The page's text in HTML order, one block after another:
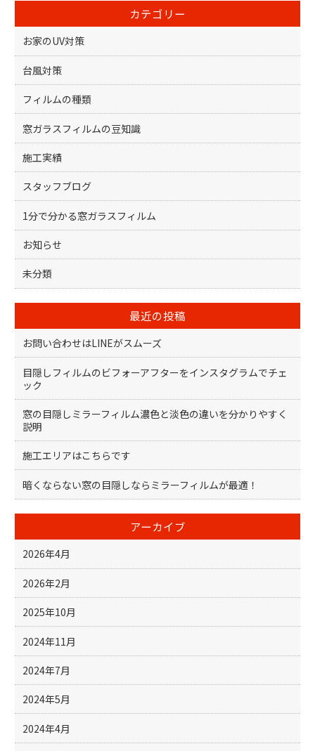
カテゴリー
お家のUV対策
台風対策
フィルムの種類
窓ガラスフィルムの豆知識
施工実績
スタッフブログ
1分で分かる窓ガラスフィルム
お知らせ
未分類
最近の投稿
お問い合わせはLINEがスムーズ
目隠しフィルムのビフォーアフターをインスタグラムでチェ
ック
窓の目隠しミラーフィルム濃色と淡色の違いを分かりやすく
説明
施工エリアはこちらです
暗くならない窓の目隠しならミラーフィルムが最適！
アーカイブ
2026年4月
2026年2月
2025年10月
2024年11月
2024年7月
2024年5月
2024年4月